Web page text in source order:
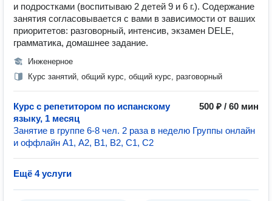
и подростками (воспитываю 2 детей 9 и 6 г.). Содержание
занятия согласовывается с вами в зависимости от ваших
приоритетов: разговорный, интенсив, экзамен DELE,
грамматика, домашнее задание.
Инженерное
Курс занятий, общий курс, общий курс, разговорный
Курс с репетитором по испанскому
языку, 1 месяц
500 ₽ / 60 мин
Занятие в группе 6-8 чел. 2 раза в неделю Группы онлайн
и оффлайн А1, А2, В1, В2, С1, С2
Ещё 4 услуги